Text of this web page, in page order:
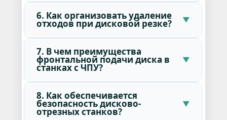
6. Как организовать удаление
отходов при дисковой резке?
7. В чем преимущества
фронтальной подачи диска в
станках с ЧПУ?
8. Как обеспечивается
безопасность дисково-
отрезных станков?